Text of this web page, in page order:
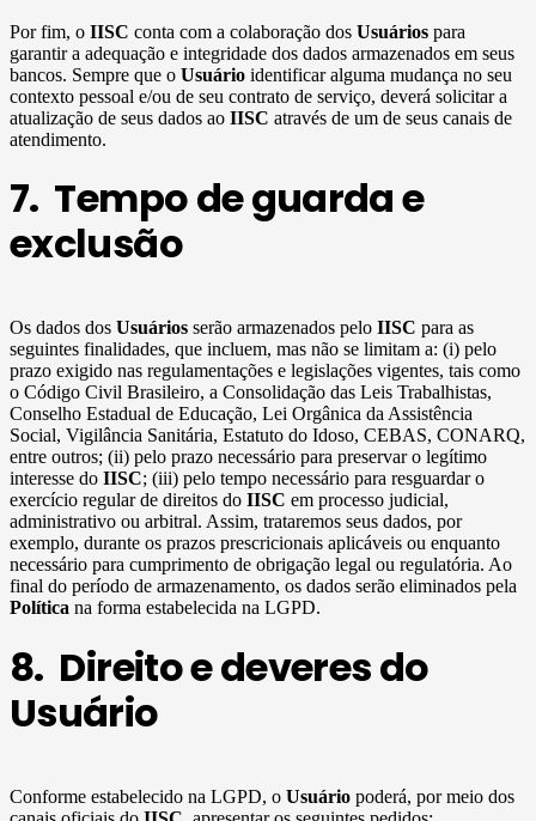
Por fim, o IISC conta com a colaboração dos Usuários para
garantir a adequação e integridade dos dados armazenados em seus
bancos. Sempre que o Usuário identificar alguma mudança no seu
contexto pessoal e/ou de seu contrato de serviço, deverá solicitar a
atualização de seus dados ao IISC através de um de seus canais de
atendimento.
7. Tempo de guarda e
exclusão
Os dados dos Usuários serão armazenados pelo IISC para as
seguintes finalidades, que incluem, mas não se limitam a: (i) pelo
prazo exigido nas regulamentações e legislações vigentes, tais como
o Código Civil Brasileiro, a Consolidação das Leis Trabalhistas,
Conselho Estadual de Educação, Lei Orgânica da Assistência
Social, Vigilância Sanitária, Estatuto do Idoso, CEBAS, CONARQ,
entre outros; (ii) pelo prazo necessário para preservar o legítimo
interesse do IISC; (iii) pelo tempo necessário para resguardar o
exercício regular de direitos do IISC em processo judicial,
administrativo ou arbitral. Assim, trataremos seus dados, por
exemplo, durante os prazos prescricionais aplicáveis ou enquanto
necessário para cumprimento de obrigação legal ou regulatória. Ao
final do período de armazenamento, os dados serão eliminados pela
Política na forma estabelecida na LGPD.
8. Direito e deveres do
Usuário
Conforme estabelecido na LGPD, o Usuário poderá, por meio dos